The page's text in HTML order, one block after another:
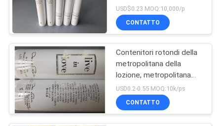
Metropolitana di
plastica di
lucentezza del
labbro
15
calda dorata che ricopre
il cappuccio di plastica
dei tubi SK-II della
USD$0.23 MOQ:10,000/p
CONTATTO
Contenitori rotondi della
metropolitana della
lozione, metropolitana
d'imballaggio su misura
della lozione del corpo
USD0.2-0.55 MOQ:10k/ps
CONTATTO